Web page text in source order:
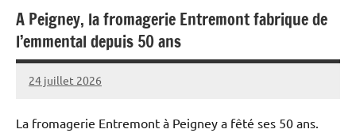
A Peigney, la fromagerie Entremont fabrique de
l’emmental depuis 50 ans
24 juillet 2026
Thibaut
La fromagerie Entremont à Peigney a fêté ses 50 ans.